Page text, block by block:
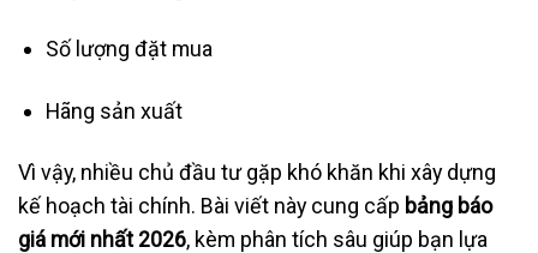
Số lượng đặt mua
Hãng sản xuất
Vì vậy, nhiều chủ đầu tư gặp khó khăn khi xây dựng
kế hoạch tài chính. Bài viết này cung cấp bảng báo
giá mới nhất 2026, kèm phân tích sâu giúp bạn lựa